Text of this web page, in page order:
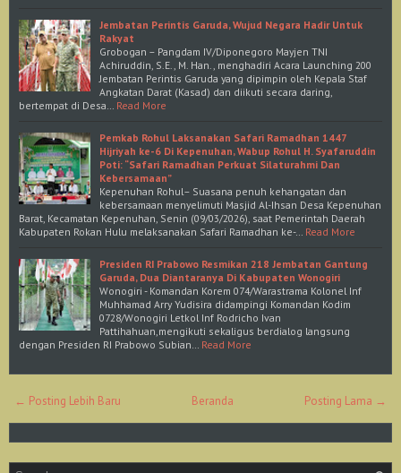
Jembatan Perintis Garuda, Wujud Negara Hadir Untuk
Rakyat
Grobogan – Pangdam IV/Diponegoro Mayjen TNI
Achiruddin, S.E., M. Han., menghadiri Acara Launching 200
Jembatan Perintis Garuda yang dipimpin oleh Kepala Staf
Angkatan Darat (Kasad) dan diikuti secara daring,
bertempat di Desa… Read More
Pemkab Rohul Laksanakan Safari Ramadhan 1447
Hijriyah ke-6 Di Kepenuhan, Wabup Rohul H. Syafaruddin
Poti: “Safari Ramadhan Perkuat Silaturahmi Dan
Kebersamaan”
Kepenuhan Rohul– Suasana penuh kehangatan dan
kebersamaan menyelimuti Masjid Al-Ihsan Desa Kepenuhan
Barat, Kecamatan Kepenuhan, Senin (09/03/2026), saat Pemerintah Daerah
Kabupaten Rokan Hulu melaksanakan Safari Ramadhan ke-… Read More
Presiden RI Prabowo Resmikan 218 Jembatan Gantung
Garuda, Dua Diantaranya Di Kabupaten Wonogiri
Wonogiri - Komandan Korem 074/Warastrama Kolonel Inf
Muhhamad Arry Yudisira didampingi Komandan Kodim
0728/Wonogiri Letkol Inf Rodricho Ivan
Pattihahuan,mengikuti sekaligus berdialog langsung
dengan Presiden RI Prabowo Subian… Read More
← Posting Lebih Baru Posting Lama →
Beranda